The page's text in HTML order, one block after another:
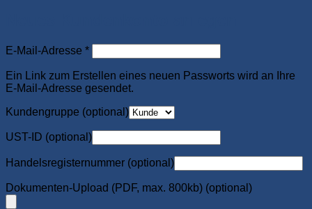
E-Mail-Adresse *Erforderlich
Ein Link zum Erstellen eines neuen Passworts wird an Ihre
E-Mail-Adresse gesendet.
Kundengruppe (optional)
UST-ID (optional)
Handelsregisternummer (optional)
Dokumenten-Upload (PDF, max. 800kb) (optional)